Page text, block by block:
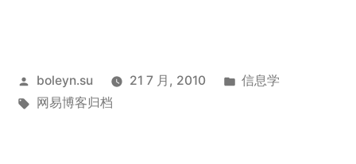
发
布
boleyn.su 21 7 月, 2010
发
信息学
标
网易博客归档